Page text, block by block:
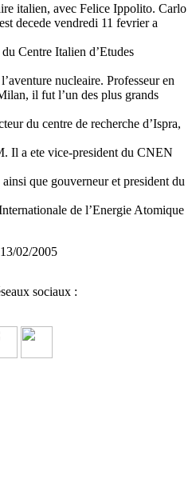
italien, avec Felice Ippolito. Carlo
decede vendredi 11 fevrier a
Centre Italien d’Etudes
nucleaire. Professeur en
il fut l’un des plus grands
du centre de recherche d’Ispra,
Il a ete vice-president du CNEN
que gouverneur et president du
de l’Energie Atomique
02/2005
sociaux :